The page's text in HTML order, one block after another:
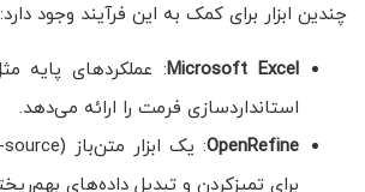
چندین ابزار برای کمک به این فرآیند وجود دارد:
Microsoft Excel: عملکردهای پایه
استانداردسازی فرمت را ارائه می‌دهد.
OpenRefine
برای تمیزکردن و تبدیل داده‌های